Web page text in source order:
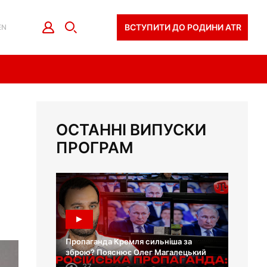
ВСТУПИТИ ДО РОДИНИ ATR
ОСТАННІ ВИПУСКИ
ПРОГРАМ
Пропаганда Кремля сильніша за
зброю? Пояснює Олег Магалецький